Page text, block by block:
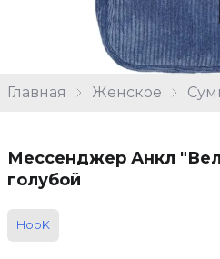
Главная Женское
Мессенджер Анкл
голубой
HooK